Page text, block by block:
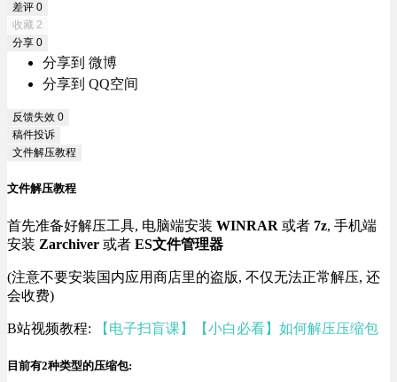
差评 0
收藏 2
分享 0
分享到 微博
分享到 QQ空间
反馈失效 0
稿件投诉
文件解压教程
文件解压教程
首先准备好解压工具, 电脑端安装 WINRAR 或者 7z, 手机端
安装 Zarchiver 或者 ES文件管理器
(注意不要安装国内应用商店里的盗版, 不仅无法正常解压, 还
会收费)
B站视频教程: 【电子扫盲课】【小白必看】如何解压压缩包
目前有2种类型的压缩包: